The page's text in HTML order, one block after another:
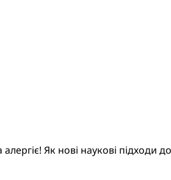
Як нові наукові підходи